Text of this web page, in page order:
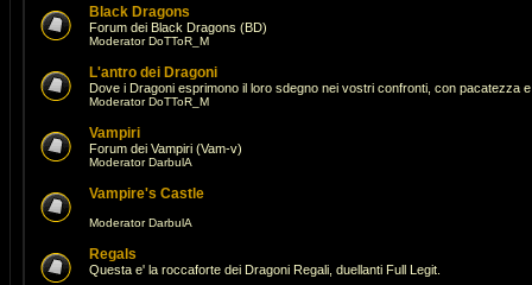
Black Dragons
Forum dei Black Dragons (BD)
ModeratorDoTToR_M
L'antro dei Dragoni
Dove i Dragoni esprimono il loro sdegno nei vostri confronti, con pacatezza
ModeratorDoTToR_M
Vampiri
Forum dei Vampiri (Vam-v)
ModeratorDarbulA
Vampire's Castle
ModeratorDarbulA
Regals
Questa e' la roccaforte dei Dragoni Regali, duellanti Full Legit.